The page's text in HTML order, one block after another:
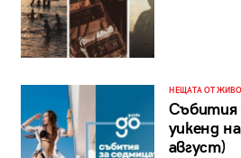
НЕЩАТА ОТ
Събития
уикенд
август)